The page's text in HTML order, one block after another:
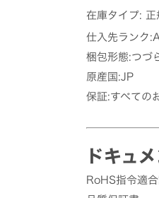
在庫タイプ: 正
仕入先ランク
梱包形態:つづ
原産国:JP
保証:すべての
ドキュ
RoHS指令適